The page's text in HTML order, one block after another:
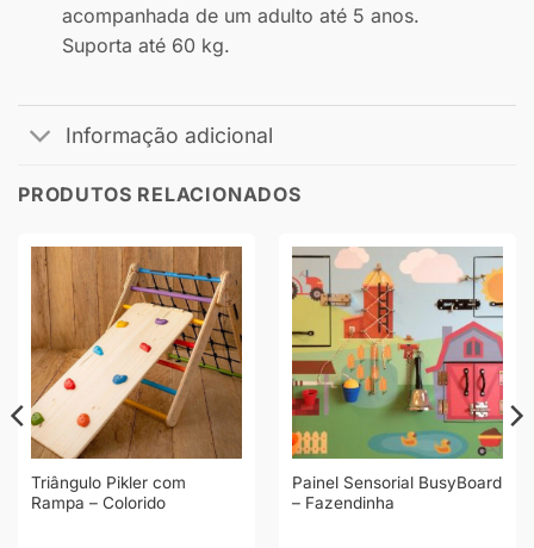
acompanhada de um adulto até 5 anos.
Suporta até 60 kg.
Informação adicional
PRODUTOS RELACIONADOS
Triângulo Pikler com
Rampa – Colorido
Painel Sensorial BusyBoard
– Fazendinha